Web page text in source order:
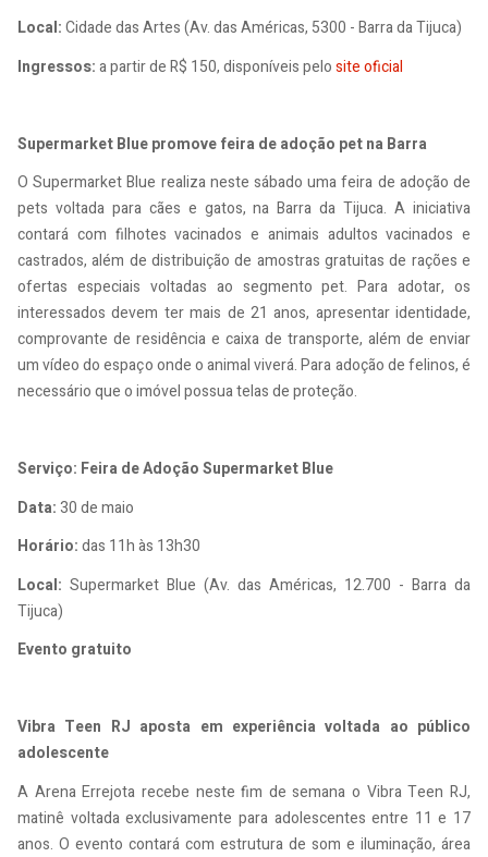
Local:Cidade das Artes (Av. das Américas, 5300 - Barra da Tijuca)
Ingressos:a partir de R$ 150, disponíveis pelosite oficial
Supermarket Blue promove feira de adoção pet na Barra
O Supermarket Blue realiza neste sábado uma feira de adoção de
pets voltada para cães e gatos, na Barra da Tijuca. A iniciativa
contará com filhotes vacinados e animais adultos vacinados e
castrados, além de distribuição de amostras gratuitas de rações e
ofertas especiais voltadas ao segmento pet. Para adotar, os
interessados devem ter mais de 21 anos, apresentar identidade,
comprovante de residência e caixa de transporte, além de enviar
um vídeo do espaço onde o animal viverá. Para adoção de felinos, é
necessário que o imóvel possua telas de proteção.
Serviço: Feira de Adoção Supermarket Blue
Data:30 de maio
Horário:das 11h às 13h30
Local: Supermarket Blue (Av. das Américas, 12.700 - Barra da
Tijuca)
Evento gratuito
Vibra Teen RJ aposta em experiência voltada ao público
adolescente
A Arena Errejota recebe neste fim de semana o Vibra Teen RJ,
matinê voltada exclusivamente para adolescentes entre 11 e 17
anos. O evento contará com estrutura de som e iluminação, área